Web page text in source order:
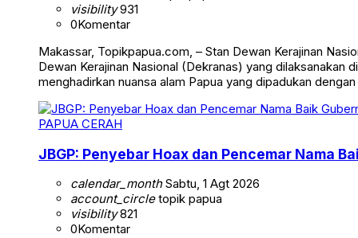
visibility931
0Komentar
Makassar, Topikpapua.com, – Stan Dewan Kerajinan
Dewan Kerajinan Nasional (Dekranas) yang dilaksanakan
menghadirkan nuansa alam Papua yang dipadukan
PAPUA CERAH
JBGP: Penyebar Hoax dan Pencemar Nama
calendar_monthSabtu, 1 Agt 2026
account_circletopik papua
visibility821
0Komentar